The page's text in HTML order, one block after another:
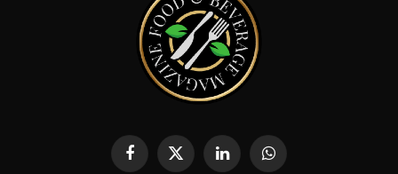
FacebookX
LinkedIn WhatsApp